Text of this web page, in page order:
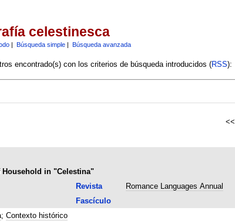
celestinesca
| Búsqueda simple| Búsqueda avanzada
encontrado(s) con los criterios de búsqueda introducidos (RSS):
<<
Household in "Celestina"
Revista Romance Languages Annual
Fascículo
; Contexto histórico